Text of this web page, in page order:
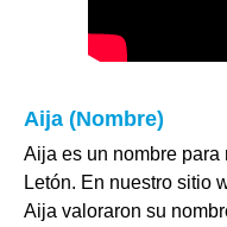
Aija (Nombre)
Aija es un nombre
Letón. En nuestro sitio
Aija valoraron su